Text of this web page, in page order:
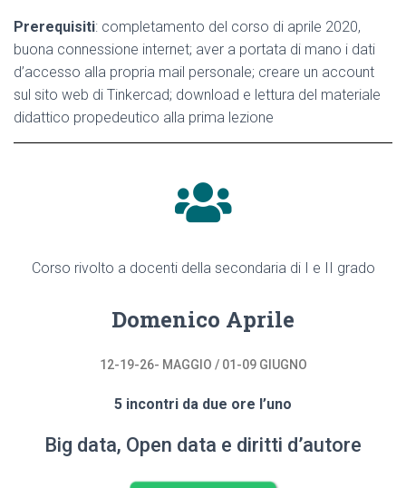
Prerequisiti: completamento del corso di aprile 2020,
buona connessione internet; aver a portata di mano i dati
d’accesso alla propria mail personale; creare un account
sul sito web di Tinkercad; download e lettura del materiale
didattico propedeutico alla prima lezione
Corso rivolto a docenti della secondaria di I e II grado
Domenico Aprile
12-19-26- MAGGIO / 01-09 GIUGNO
5 incontri da due ore l’uno
Big data, Open data e diritti d’autore